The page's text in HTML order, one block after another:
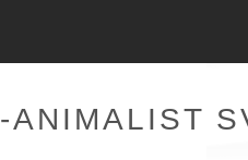
-ANIMALIST